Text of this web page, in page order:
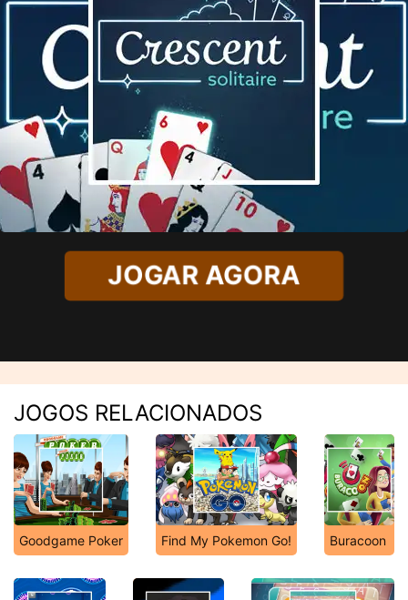
JOGAR AGORA
JOGOS RELACIONADOS
Goodgame Poker Find My Pokemon Go! Buracoon